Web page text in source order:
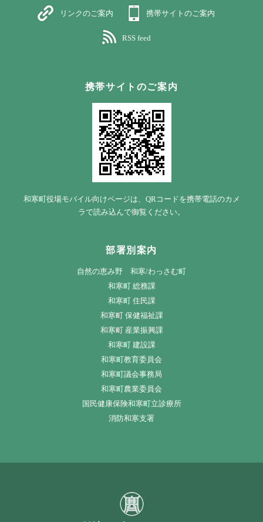
リンクのご案内 携帯サイトのご案内
RSS feed
携帯サイトのご案内
和寒町役場モバイル向けページは、QRコードを携帯電話のカメ
ラで読み込んで御覧ください。
部署別案内
自然の恵み野 和寒/わっさむ町
和寒町 総務課
和寒町 住民課
和寒町 保健福祉課
和寒町 産業振興課
和寒町 建設課
和寒町教育委員会
和寒町議会事務局
和寒町農業委員会
国民健康保険和寒町立診療所
消防和寒支署